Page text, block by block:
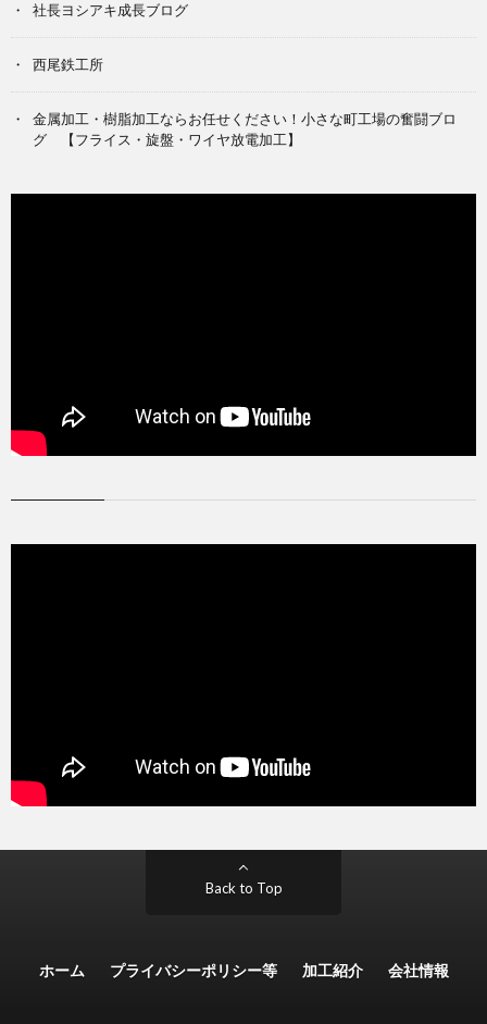
社長ヨシアキ成長ブログ
西尾鉄工所
金属加工・樹脂加工ならお任せください！小さな町工場の奮闘ブロ
グ 【フライス・旋盤・ワイヤ放電加工】
Back to Top
ホーム プライバシーポリシー等 加工紹介 会社情報